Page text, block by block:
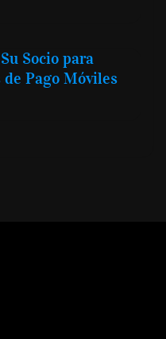
Socio para
de Pago Móviles